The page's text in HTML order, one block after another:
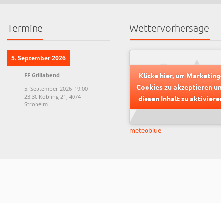
Termine
5. September 2026
FF Grillabend
5. September 2026 19:00 -
23:30 Kobling 21, 4074
Stroheim
Wettervorhersage
Klicke hier, um
Cookies zu akzeptieren
diesen Inhalt zu
meteoblue